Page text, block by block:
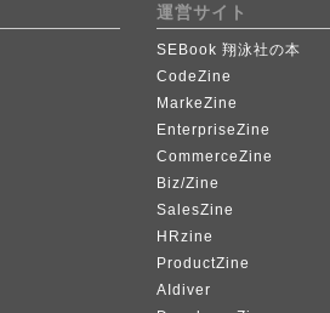
運営サイト
SEBook 翔泳社の本
CodeZine
MarkeZine
EnterpriseZine
CommerceZine
Biz/Zine
SalesZine
HRzine
ProductZine
AIdiver